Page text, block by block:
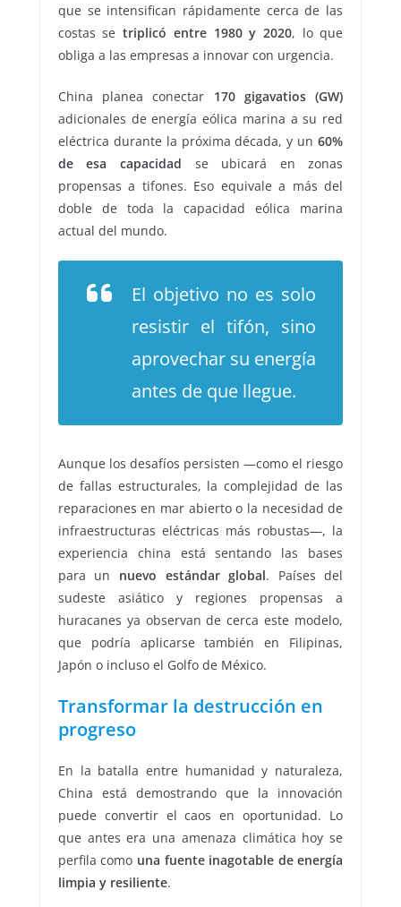
que se intensifican rápidamente cerca de las
costas setriplicó entre 1980 y 2020, lo que
obliga a las empresas a innovar con urgencia.
China planea conectar 170 gigavatios (GW)
adicionales de energía eólica marina a su red
eléctrica durante la próxima década, y un60%
de esa capacidad se ubicará en zonas
propensas a tifones. Eso equivale a más del
doble de toda la capacidad eólica marina
actual del mundo.
El objetivo no es solo
resistir el tifón, sino
aprovechar su energía
antes de que llegue.
Aunque los desafíos persisten —como el riesgo
de fallas estructurales, la complejidad de las
reparaciones en mar abierto o la necesidad de
infraestructuras eléctricas más robustas—, la
experiencia china está sentando las bases
para un nuevo estándar global. Países del
sudeste asiático y regiones propensas a
huracanes ya observan de cerca este modelo,
que podría aplicarse también en Filipinas,
Japón o incluso el Golfo de México.
Transformar la destrucción en
progreso
En la batalla entre humanidad y naturaleza,
China está demostrando que la innovación
puede convertir el caos en oportunidad. Lo
que antes era una amenaza climática hoy se
perfila como una fuente inagotable de energía
limpia y resiliente.